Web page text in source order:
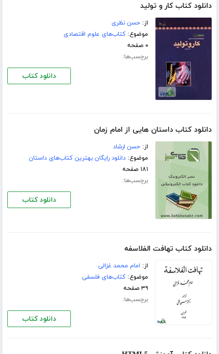
دانلود کتاب كار و تولید
از:حسن‌ نظری‌
موضوع:کتاب‌های علوم اقتصادی
۰ صفحه
برچسب‌ها:
دانلود کتاب
دانلود کتاب داستان هایی از امام زمان
از:حسن ارشاد
موضوع:دانلود رایگان بهترین کتاب‌های داستان
۱۸۱ صفحه
برچسب‌ها:
دانلود کتاب
دانلود کتاب تهافت الفلاسفه
از: امام محمد غزالی
موضوع:کتاب‌های فلسفی
۳۹ صفحه
برچسب‌ها:
دانلود کتاب